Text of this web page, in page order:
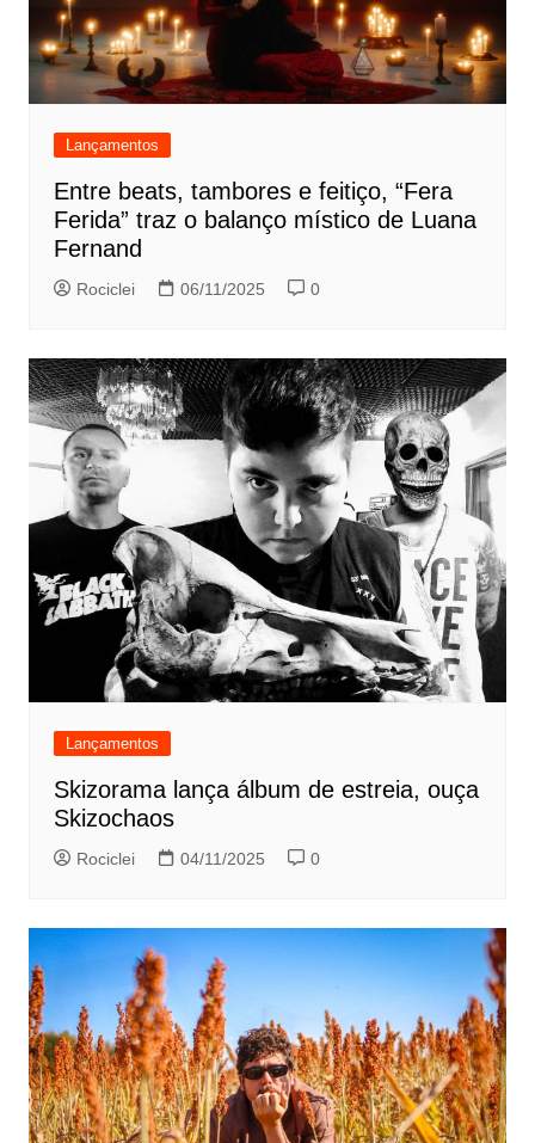
Lançamentos
Entre beats, tambores e feitiço, “Fera
Ferida” traz o balanço místico de Luana
Fernand
Rociclei 06/11/2025 0
Lançamentos
Skizorama lança álbum de estreia, ouça
Skizochaos
Rociclei 04/11/2025 0